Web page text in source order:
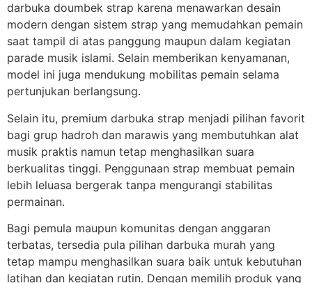
darbuka doumbek strap karena menawarkan desain
modern dengan sistem strap yang memudahkan pemain
saat tampil di atas panggung maupun dalam kegiatan
parade musik islami. Selain memberikan kenyamanan,
model ini juga mendukung mobilitas pemain selama
pertunjukan berlangsung.
Selain itu, premium darbuka strap menjadi pilihan favorit
bagi grup hadroh dan marawis yang membutuhkan alat
musik praktis namun tetap menghasilkan suara
berkualitas tinggi. Penggunaan strap membuat pemain
lebih leluasa bergerak tanpa mengurangi stabilitas
permainan.
Bagi pemula maupun komunitas dengan anggaran
terbatas, tersedia pula pilihan darbuka murah yang
tetap mampu menghasilkan suara baik untuk kebutuhan
latihan dan kegiatan rutin. Dengan memilih produk yang